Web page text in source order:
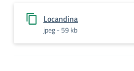
Locandina
jpeg - 59 kb